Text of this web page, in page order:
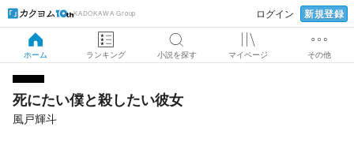
KADOKAWA Group ログイン 新規登録
ホーム ランキング 小説を探す マイページ その他
死にたい僕と殺したい彼女
風戸輝斗